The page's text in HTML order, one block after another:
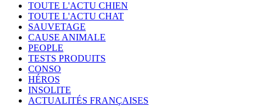
TOUTE L'ACTU CHIEN
TOUTE L'ACTU CHAT
SAUVETAGE
CAUSE ANIMALE
PEOPLE
TESTS PRODUITS
CONSO
HÉROS
INSOLITE
ACTUALITÉS FRANÇAISES